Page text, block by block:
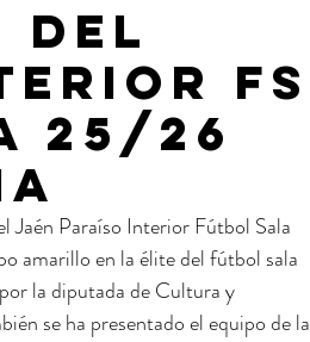
del
FS
25/26
Jaén Paraíso Interior Fútbol Sala
amarillo en la élite del fútbol sala
la diputada de Cultura y
se ha presentado el equipo de la